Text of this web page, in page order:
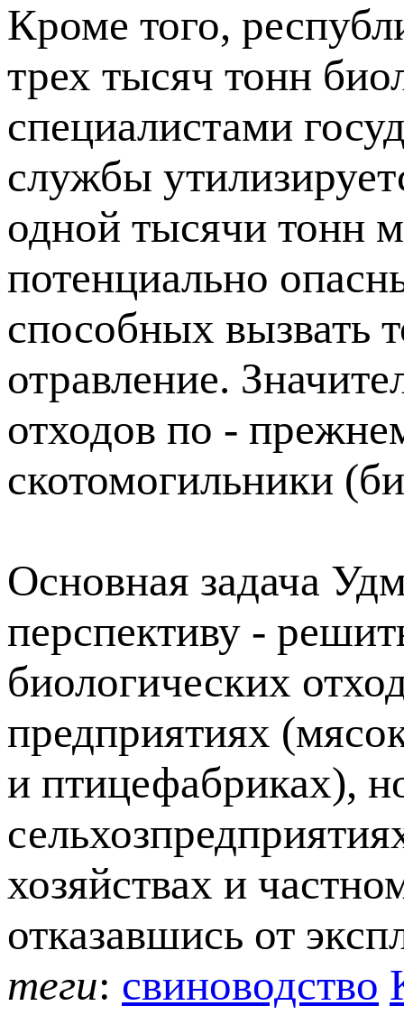
Кроме того,
трех тысяч тонн
специалистами
службы
одной тысячи тонн
потенциально
способных вызвать
отравление.
отходов по -
скотомогильники
Основная задача
перспективу -
биологических
предприятиях
и птицефабриках),
хозяйствах и
отказавшись от
теги: свиноводство